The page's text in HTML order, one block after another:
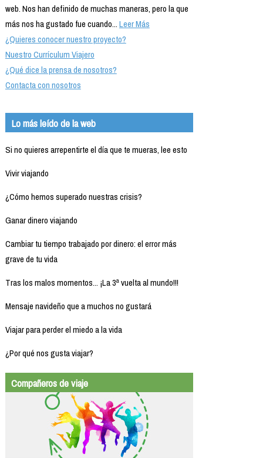
web. Nos han definido de muchas maneras, pero la que
más nos ha gustado fue cuando...Leer Más
¿Quieres conocer nuestro proyecto?
Nuestro Currículum Viajero
¿Qué dice la prensa de nosotros?
Contacta con nosotros
Lo más leído de la web
Si no quieres arrepentirte el día que te mueras, lee esto
Vivir viajando
¿Cómo hemos superado nuestras crisis?
Ganar dinero viajando
Cambiar tu tiempo trabajado por dinero: el error más
grave de tu vida
Tras los malos momentos... ¡La 3ª vuelta al mundo!!!
Mensaje navideño que a muchos no gustará
Viajar para perder el miedo a la vida
¿Por qué nos gusta viajar?
Compañeros de viaje